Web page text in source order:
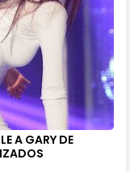
A GARY DE